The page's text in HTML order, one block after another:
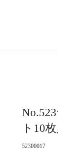
ト10
52300017